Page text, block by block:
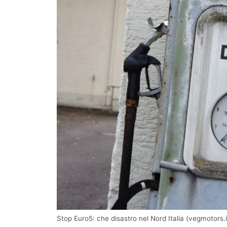
Stop Euro5: che disastro nel Nord Italia